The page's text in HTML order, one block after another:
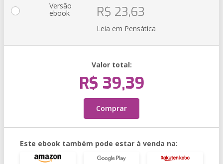
Versão
ebook R$ 23,63
Leia em Pensática
Valor total:
R$ 39,39
Comprar
Este ebook também pode estar à venda na: